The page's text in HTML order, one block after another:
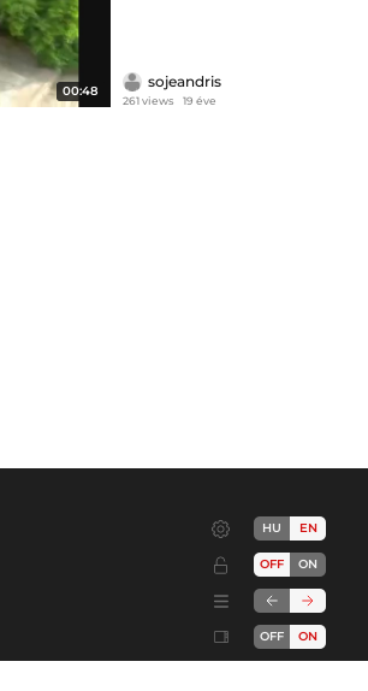
00:48
sojeandris
261 views 19 éve
HU EN
OFF ON
OFF ON